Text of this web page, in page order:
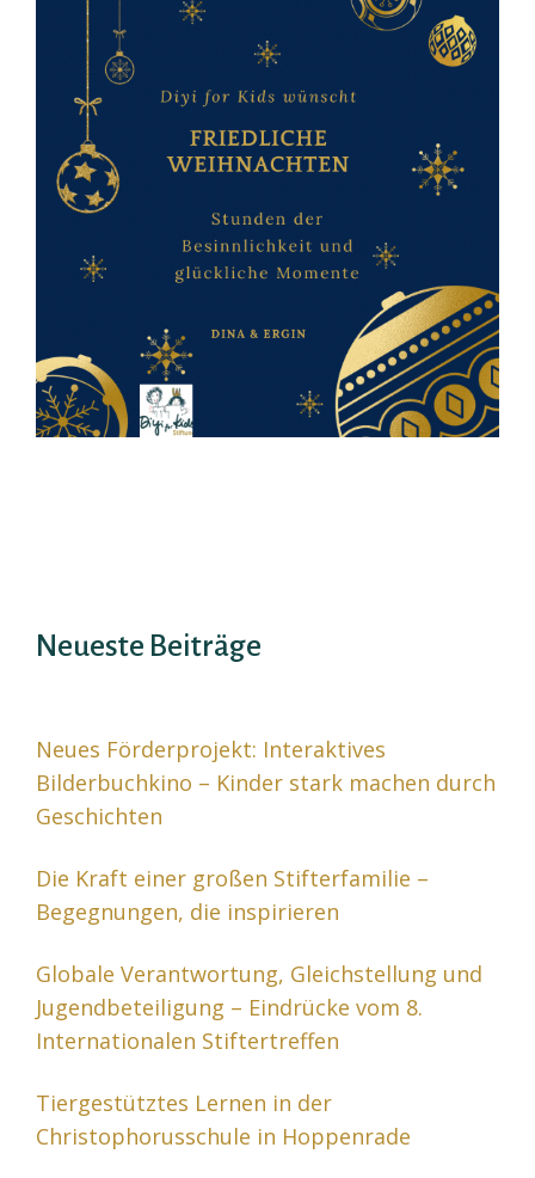
Neueste Beiträge
Neues Förderprojekt: Interaktives
Bilderbuchkino – Kinder stark machen durch
Geschichten
Die Kraft einer großen Stifterfamilie –
Begegnungen, die inspirieren
Globale Verantwortung, Gleichstellung und
Jugendbeteiligung – Eindrücke vom 8.
Internationalen Stiftertreffen
Tiergestütztes Lernen in der
Christophorusschule in Hoppenrade